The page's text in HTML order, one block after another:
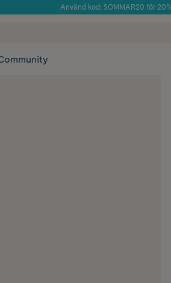
Använd kod: SOMMAR20 för